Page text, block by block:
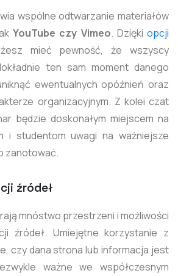
wspólne odtwarzanie materiałów
YouTube czy Vimeo. Dzięki opcji
mieć pewność, że wszyscy
ten sam moment danego
ewentualnych opóźnień oraz
organizacyjnym. Z kolei czat
będzie doskonałym miejscem na
i studentom uwagi na ważniejsze
zanotować.
źródeł
mnóstwo przestrzeni i możliwości
źródeł. Umiejętne korzystanie z
czy dana strona lub informacja jest
ważne we współczesnym